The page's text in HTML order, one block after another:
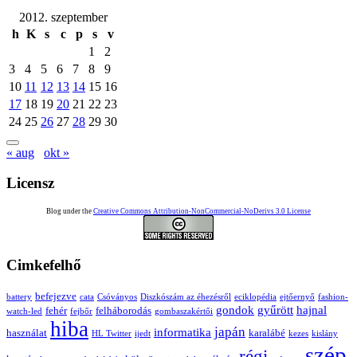
2012. szeptember
h K s c p s
v
1
2
3
4 5 6 7 8
9
10 11 12 13 14 15 16
17 18 19 20 21 22 23
24 25 26 27 28 29 30
« aug okt »
Licensz
Blog under the Creative Commons Attribution-NonCommercial-NoDerivs 3.0 License
Cimkefelhő
battery befejezve cata Csóványos Diszkószám az éhezésről eciklopédia ejtőernyő fashion-
watch-led fehér fejbőr felháborodás gombaszakértői gondok gyűrött hajnal
használat hiba HL Twitter ijedt informatika japán karalábé kezes kislány